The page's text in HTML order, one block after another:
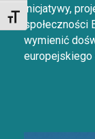
Toggle Font size
inicjatywy,
społeczności
wymienić
europejskiego